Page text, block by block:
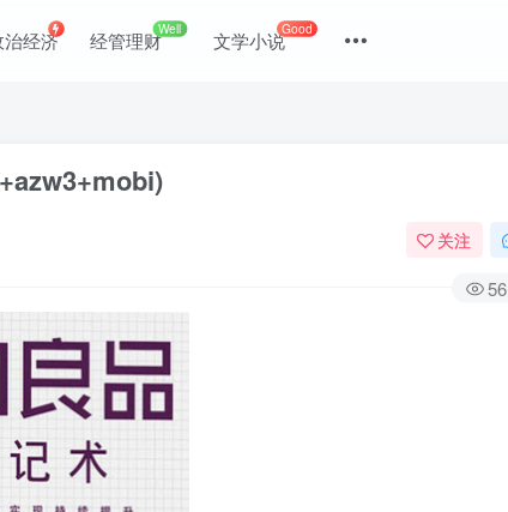
治经济 经管理财Well 文学小说Good
关注
56
登录
没有账号？立即注册